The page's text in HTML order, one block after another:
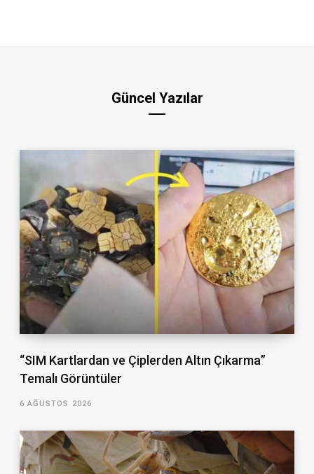
Güncel Yazılar
“SIM Kartlardan ve Çiplerden Altın Çıkarma”
Temalı Görüntüler
6 AĞUSTOS 2026